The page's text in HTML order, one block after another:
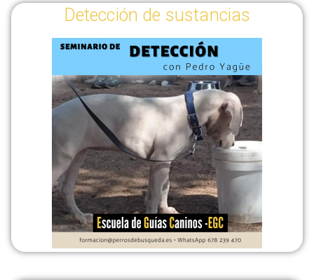
Detección de sustancias